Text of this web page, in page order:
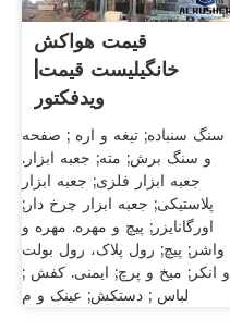
قیمت هواکش
خانگیلیست قیمت|
ویدفکتور
سنگ سنباده; تیغه و اره ; صفحه
و سنگ برش; مته; جعبه ابزار.
جعبه ابزار فلزی; جعبه ابزار
پلاستیکی; جعبه ابزار چرخ دار;
اورگانایزر; پیچ و مهره. مهره و
واشر; پیچ; رول پلاک، رول بولت
و انکر; میخ و پرچ; ایمنی. کفش ;
لباس ; دستکش; عینک و م